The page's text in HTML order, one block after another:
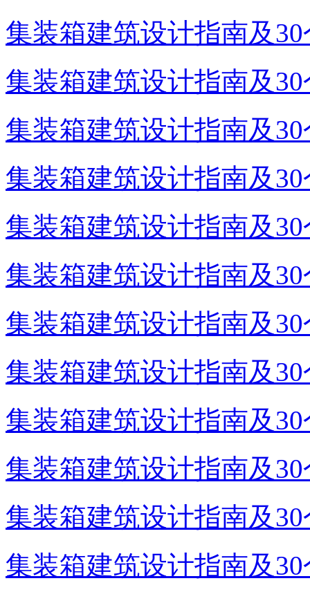
集装箱建筑设计指南及
集装箱建筑设计指南及
集装箱建筑设计指南及
集装箱建筑设计指南及
集装箱建筑设计指南及
集装箱建筑设计指南及
集装箱建筑设计指南及
集装箱建筑设计指南及
集装箱建筑设计指南及
集装箱建筑设计指南及
集装箱建筑设计指南及
集装箱建筑设计指南及